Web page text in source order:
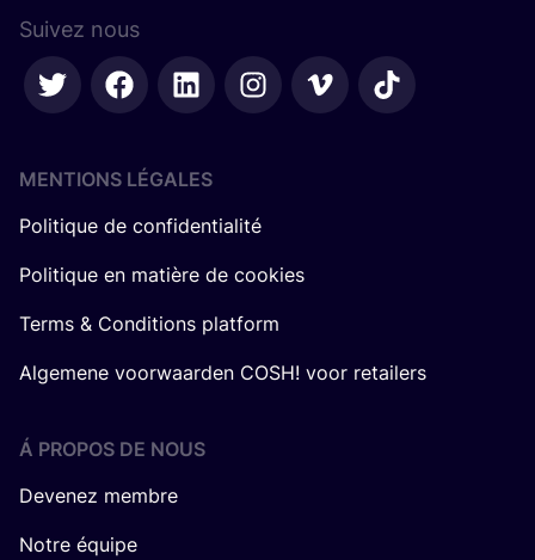
Suivez nous
MENTIONS LÉGALES
Politique de confidentialité
Politique en matière de cookies
Terms & Conditions platform
Algemene voorwaarden COSH! voor retailers
Á PROPOS DE NOUS
Devenez membre
Notre équipe